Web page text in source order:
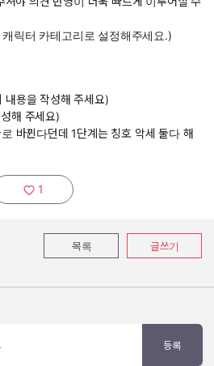
릭터 카테고리로 설정해주세요.)
내용을 작성해 주세요)
해 주세요)
바뀐다던데 1단계는 칭호 악세 둘다 해
추천하기:
1
목록 글쓰기
등록